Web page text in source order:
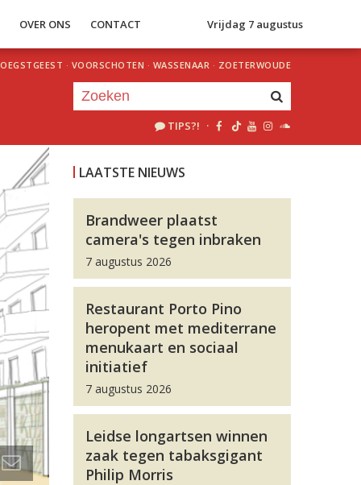
OVER ONS CONTACT Vrijdag 7 augustus
OEGSTGEEST · VOORSCHOTEN · WASSENAAR · ZOETERWOUDE
TIPS?! ·
LAATSTE NIEUWS
Brandweer plaatst
camera's tegen inbraken
7 augustus 2026
Restaurant Porto Pino
heropent met mediterrane
menukaart en sociaal
initiatief
7 augustus 2026
Leidse longartsen winnen
zaak tegen tabaksgigant
Philip Morris